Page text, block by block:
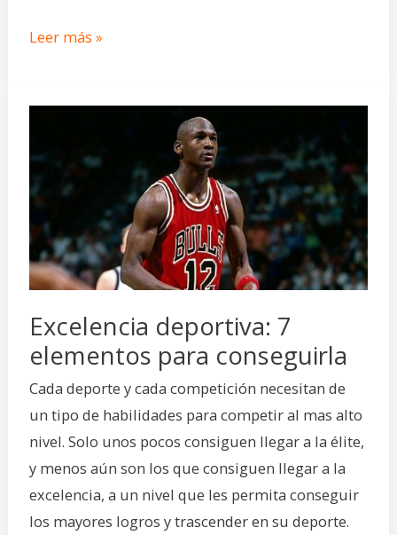
Leer más »
Excelencia deportiva: 7
elementos para conseguirla
Cada deporte y cada competición necesitan de
un tipo de habilidades para competir al mas alto
nivel. Solo unos pocos consiguen llegar a la élite,
y menos aún son los que consiguen llegar a la
excelencia, a un nivel que les permita conseguir
los mayores logros y trascender en su deporte.
elementos
para
conseguirla